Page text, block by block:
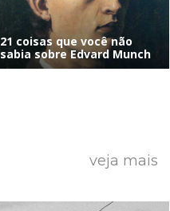
21 coisas que você não
sabia sobre Edvard Munch
veja mais